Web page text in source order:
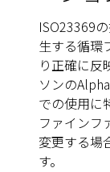
ISO23369
生する循環
り正確に反
ソンの
での使用に
ファインフ
変更する場
す。